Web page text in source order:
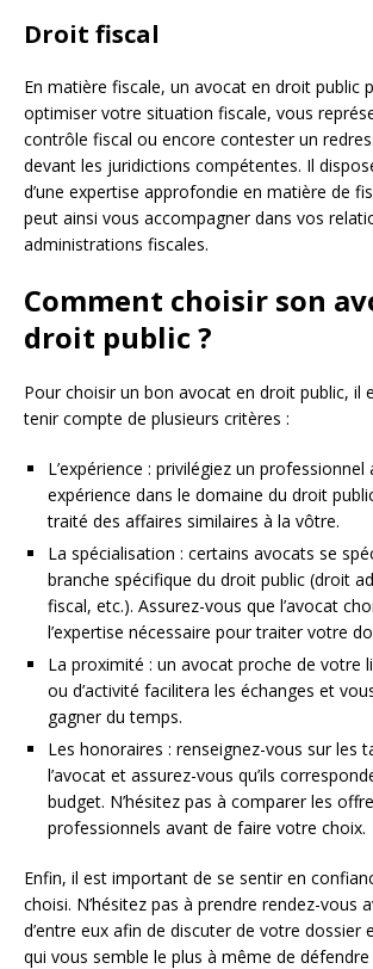
Droit fiscal
En matière fiscale, un avocat en droit public
optimiser votre situation fiscale, vous
contrôle fiscal ou encore contester un
devant les juridictions compétentes. Il
d’une expertise approfondie en matière de
peut ainsi vous accompagner dans vos
administrations fiscales.
Comment choisir son
droit public ?
Pour choisir un bon avocat en droit public, il
tenir compte de plusieurs critères :
L’expérience : privilégiez un
expérience dans le domaine du droit
traité des affaires similaires à la vôtre.
La spécialisation : certains avocats se
branche spécifique du droit public (droit
fiscal, etc.). Assurez-vous que l’avocat
l’expertise nécessaire pour traiter votre
La proximité : un avocat proche de votre
ou d’activité facilitera les échanges et
gagner du temps.
Les honoraires : renseignez-vous sur les
l’avocat et assurez-vous qu’ils
budget. N’hésitez pas à comparer les
professionnels avant de faire votre choix.
Enfin, il est important de se sentir en
choisi. N’hésitez pas à prendre rendez-vous
d’entre eux afin de discuter de votre dossier
qui vous semble le plus à même de